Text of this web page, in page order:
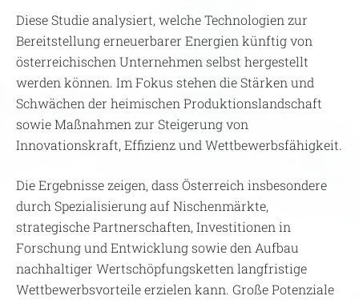
Diese Studie analysiert, welche Technologien zur
Bereitstellung erneuerbarer Energien künftig von
österreichischen Unternehmen selbst hergestellt
werden können. Im Fokus stehen die Stärken und
Schwächen der heimischen Produktionslandschaft
sowie Maßnahmen zur Steigerung von
Innovationskraft, Effizienz und Wettbewerbsfähigkeit.
Die Ergebnisse zeigen, dass Österreich insbesondere
durch Spezialisierung auf Nischenmärkte,
strategische Partnerschaften, Investitionen in
Forschung und Entwicklung sowie den Aufbau
nachhaltiger Wertschöpfungsketten langfristige
Wettbewerbsvorteile erzielen kann. Große Potenziale